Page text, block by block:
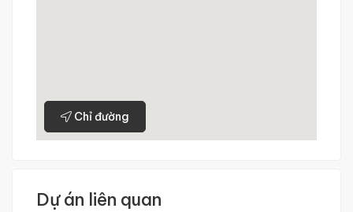
Chỉ đường
Dự án liên quan